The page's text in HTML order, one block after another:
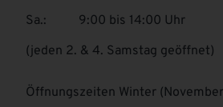
Sa.: 9:00 bis 14:00 Uhr
(jeden 2. & 4. Samstag geöffnet)
Öffnungszeiten Winter